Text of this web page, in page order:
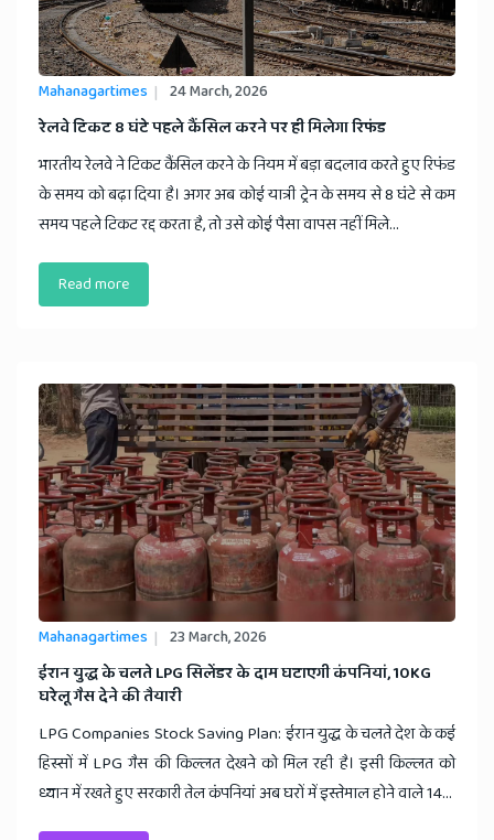
Mahanagartimes 24 March, 2026
​रेलवे टिकट 8 घंटे पहले कैंसिल करने पर ही मिलेगा रिफंड
भारतीय रेलवे ने टिकट कैंसिल करने के नियम में बड़ा बदलाव करते हुए रिफंड
के समय को बढ़ा दिया है। अगर अब कोई यात्री ट्रेन के समय से 8 घंटे से कम
समय पहले टिकट रद्द करता है, तो उसे कोई पैसा वापस नहीं मिले...
Read more
Mahanagartimes 23 March, 2026
​ईरान युद्ध के चलते LPG सिलेंडर के दाम घटाएगी कंपनियां, 10KG
घरेलू गैस देने की तैयारी
LPG Companies Stock Saving Plan: ईरान युद्ध के चलते देश के कई
हिस्सों में LPG गैस की किल्लत देखने को मिल रही है। इसी किल्लत को
ध्यान में रखते हुए सरकारी तेल कंपनियां अब घरों में इस्तेमाल होने वाले 14...